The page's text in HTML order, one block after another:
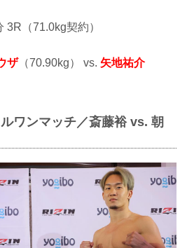
3R（71.0kg契約）
ザ（70.90kg） vs. 矢地祐介
ワンマッチ／斎藤裕 vs. 朝